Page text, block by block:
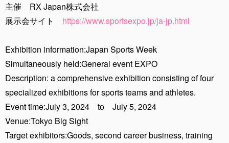
主催 RX Japan株式会社
展示会サイト https://www.sportsexpo.jp/ja-jp.html
Exhibition information:Japan Sports Week
Simultaneously held:General event EXPO
Description: a comprehensive exhibition consisting of four
specialized exhibitions for sports teams and athletes.
Event time:July 3, 2024 to July 5, 2024
Venue:Tokyo Big Sight
Target exhibitors:Goods, second career business, training